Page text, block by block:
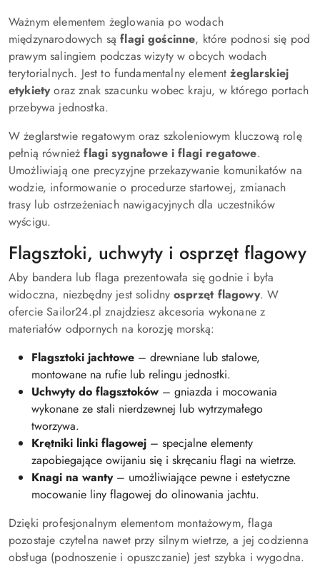
Ważnym elementem żeglowania po wodach
międzynarodowych sąflagi gościnne, które podnosi się pod
prawym salingiem podczas wizyty w obcych wodach
terytorialnych. Jest to fundamentalny elementżeglarskiej
etykietyoraz znak szacunku wobec kraju, w którego portach
przebywa jednostka.
W żeglarstwie regatowym oraz szkoleniowym kluczową rolę
pełnią równieżflagi sygnałowe i flagi regatowe.
Umożliwiają one precyzyjne przekazywanie komunikatów na
wodzie, informowanie o procedurze startowej, zmianach
trasy lub ostrzeżeniach nawigacyjnych dla uczestników
wyścigu.
Flagsztoki, uchwyty i osprzęt flagowy
Aby bandera lub flaga prezentowała się godnie i była
widoczna, niezbędny jest solidnyosprzęt flagowy. W
ofercie Sailor24.pl znajdziesz akcesoria wykonane z
materiałów odpornych na korozję morską:
Flagsztoki jachtowe – drewniane lub stalowe,
montowane na rufie lub relingu jednostki.
Uchwyty do flagsztoków – gniazda i mocowania
wykonane ze stali nierdzewnej lub wytrzymałego
tworzywa.
Krętniki linki flagowej – specjalne elementy
zapobiegające owijaniu się i skręcaniu flagi na wietrze.
Knagi na wanty– umożliwiające pewne i estetyczne
mocowanie liny flagowej do olinowania jachtu.
Dzięki profesjonalnym elementom montażowym, flaga
pozostaje czytelna nawet przy silnym wietrze, a jej codzienna
obsługa (podnoszenie i opuszczanie) jest szybka i wygodna.